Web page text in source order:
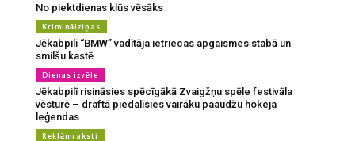
No piektdienas kļūs vēsāks
Kriminālziņas
Jēkabpilī “BMW” vadītāja ietriecas apgaismes stabā un
smilšu kastē
Dienas izvēle
Jēkabpilī risināsies spēcīgākā Zvaigžņu spēle festivāla
vēsturē – draftā piedalīsies vairāku paaudžu hokeja
leģendas
Reklāmraksti